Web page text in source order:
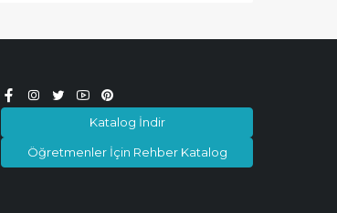
Katalog İndir
Öğretmenler İçin Rehber Katalog